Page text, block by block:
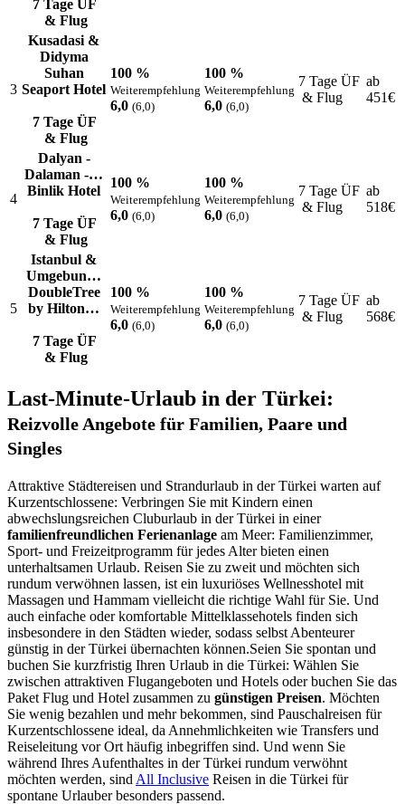
7 Tage ÜF
& Flug
3
Kusadasi &
Didyma
Suhan
Seaport Hotel
7 Tage ÜF
& Flug
100 %
Weiterempfehlung
6,0 (6,0)
100 %
Weiterempfehlung
6,0 (6,0)
7 Tage ÜF
& Flug
ab
451€
4
Dalyan -
Dalaman -…
Binlik Hotel
7 Tage ÜF
& Flug
100 %
Weiterempfehlung
6,0 (6,0)
100 %
Weiterempfehlung
6,0 (6,0)
7 Tage ÜF
& Flug
ab
518€
5
Istanbul &
Umgebun…
DoubleTree
by Hilton…
7 Tage ÜF
& Flug
100 %
Weiterempfehlung
6,0 (6,0)
100 %
Weiterempfehlung
6,0 (6,0)
7 Tage ÜF
& Flug
ab
568€
Last-Minute-Urlaub in der Türkei:
Reizvolle Angebote für Familien, Paare und
Singles
Attraktive Städtereisen und Strandurlaub in der Türkei warten auf
Kurzentschlossene: Verbringen Sie mit Kindern einen
abwechslungsreichen Cluburlaub in der Türkei in einer
familienfreundlichen Ferienanlage am Meer: Familienzimmer,
Sport- und Freizeitprogramm für jedes Alter bieten einen
unterhaltsamen Urlaub. Reisen Sie zu zweit und möchten sich
rundum verwöhnen lassen, ist ein luxuriöses Wellnesshotel mit
Massagen und Hammam vielleicht die richtige Wahl für Sie. Und
auch einfache oder komfortable Mittelklassehotels finden sich
insbesondere in den Städten wieder, sodass selbst Abenteurer
günstig in der Türkei übernachten können.Seien Sie spontan und
buchen Sie kurzfristig Ihren Urlaub in die Türkei: Wählen Sie
zwischen attraktiven Flugangeboten und Hotels oder buchen Sie das
Paket Flug und Hotel zusammen zu günstigen Preisen. Möchten
Sie wenig bezahlen und mehr bekommen, sind Pauschalreisen für
Kurzentschlossene ideal, da Annehmlichkeiten wie Transfers und
Reiseleitung vor Ort häufig inbegriffen sind. Und wenn Sie
während Ihres Aufenthaltes in der Türkei rundum verwöhnt
möchten werden, sind All Inclusive Reisen in die Türkei für
spontane Urlauber besonders passend.